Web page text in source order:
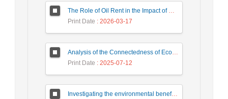
The Role of Oil Rent in the Impact of Green Policies on Environmental Health in Iran
Print Date : 2026-03-17
Analysis of the Connectedness of Economic and Environmental Volatility in Iran (2006–2023)
Print Date : 2025-07-12
Investigating the environmental benefits and economics of integrated pest management (IPM)